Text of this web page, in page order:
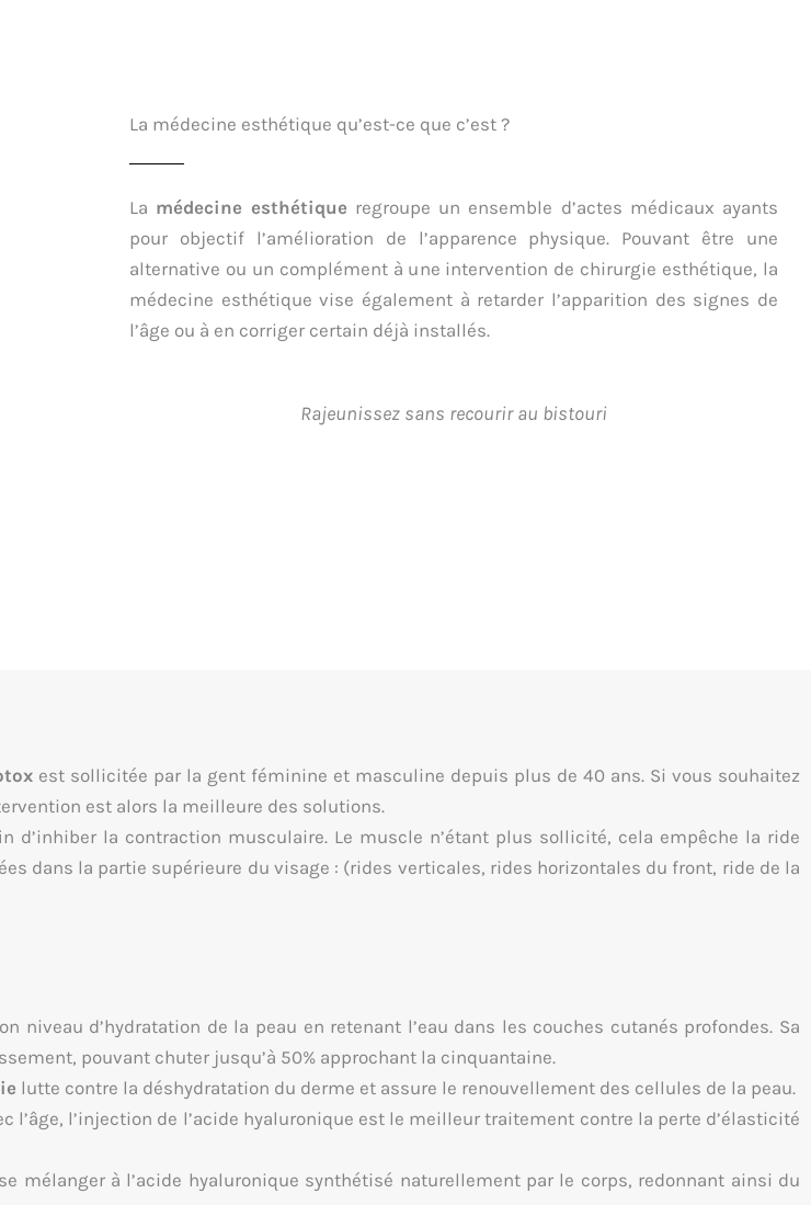
La médecine esthétique qu’est-ce que c’est ?
La médecine esthétique regroupe un ensemble d’actes médicaux ayants
pour objectif l’amélioration de l’apparence physique. Pouvant être une
alternative ou un complément à une intervention de chirurgie esthétique, la
médecine esthétique vise également à retarder l’apparition des signes de
l’âge ou à en corriger certain déjà installés.
Rajeunissez sans recourir au bistouri
est sollicitée par la gent féminine et masculine depuis plus de 40 ans. Si vous souhaitez
est alors la meilleure des solutions.
la contraction musculaire. Le muscle n’étant plus sollicité, cela empêche la ride
dans la partie supérieure du visage : (rides verticales, rides horizontales du front, ride de la
d’hydratation de la peau en retenant l’eau dans les couches cutanés profondes. Sa
pouvant chuter jusqu’à 50% approchant la cinquantaine.
lutte contre la déshydratation du derme et assure le renouvellement des cellules de la peau.
l’injection de l’acide hyaluronique est le meilleur traitement contre la perte d’élasticité
mélanger à l’acide hyaluronique synthétisé naturellement par le corps, redonnant ainsi du